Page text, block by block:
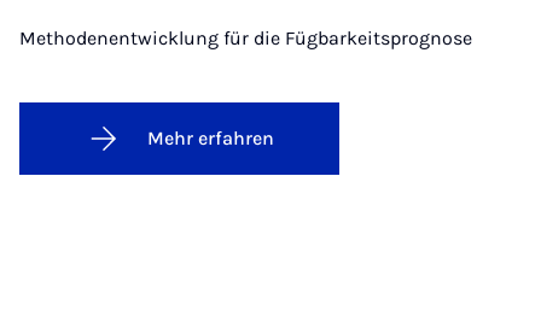
Methodenentwicklung für die Fügbarkeitsprognose
Mehr erfahren